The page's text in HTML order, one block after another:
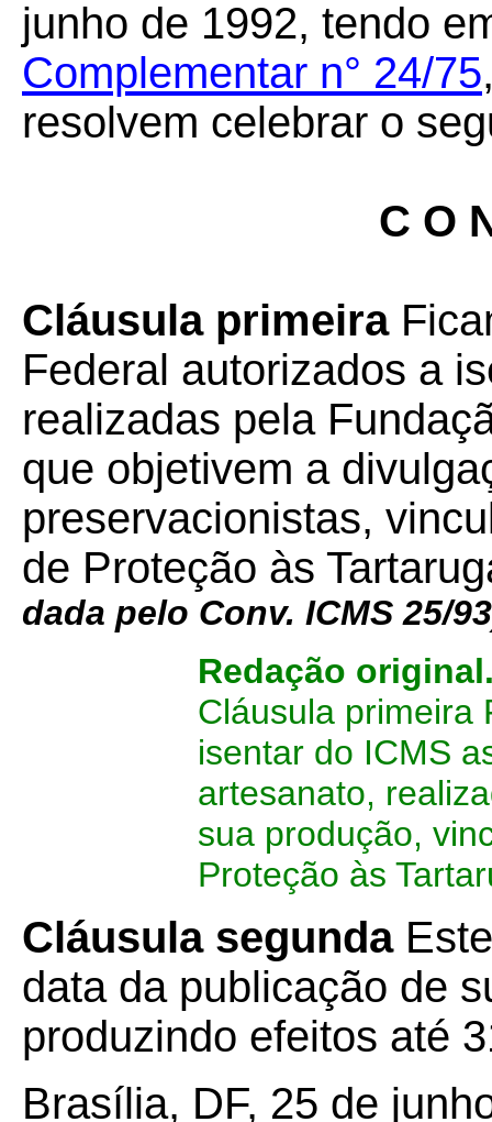
junho de 1992, tendo
Complementar n° 24/75
resolvem celebrar o
C O
Cláusula primeira
Federal autorizados a
realizadas pela
que objetivem a
preservacionistas,
de Proteção às
dada pelo Conv. ICMS 25/
Redação
Cláusula primeira
isentar do ICMS
artesanato,
sua produção,
Proteção às
Cláusula segunda
data da publicação de
produzindo efeitos até
Brasília, DF, 25 de